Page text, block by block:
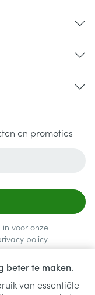
beter te maken.
van essentiële
en promoties
in voor onze
policy.